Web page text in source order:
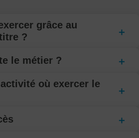
grâce au
?
le métier ?
où exercer le